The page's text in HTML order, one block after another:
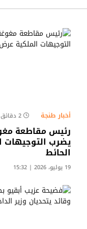
أخبار طنجة 2 دقائق
رئيس مقاطعة
يضرب التوجيهات
الحائط
19 يوليو، 2026 | 15:32